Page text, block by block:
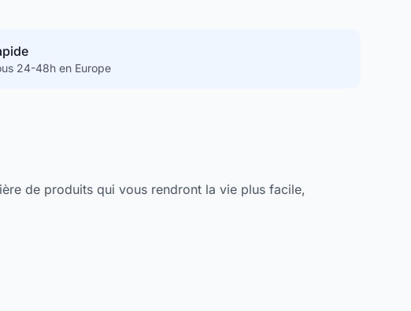
24-48h en Europe
de produits qui vous rendront la vie plus facile,